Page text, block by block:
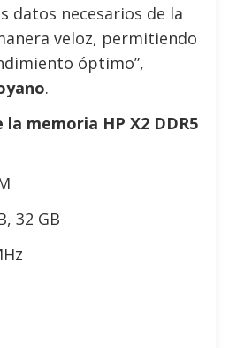
datos necesarios de la
veloz, permitiendo
óptimo”,
.
memoria HP X2 DDR5
32 GB